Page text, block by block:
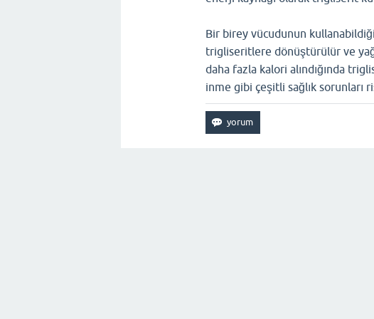
Bir birey vücudunun
trigliseritlere dönüştürülür ve
daha fazla kalori alındığında
inme gibi çeşitli sağlık sorunları